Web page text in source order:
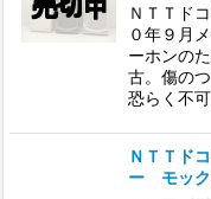
ＮＴＴド
０年９月
ーホンの
古。傷の
恐らく不
ＮＴＴド
ー モック